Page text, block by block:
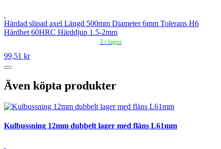
Härdad slipad axel Längd 500mm Diameter 6mm Tolerans H6
Hårdhet 60HRC Härddjup 1.5-2mm
3 i lager
99,51 kr
Även köpta produkter
Kulbussning 12mm dubbelt lager med fläns L61mm